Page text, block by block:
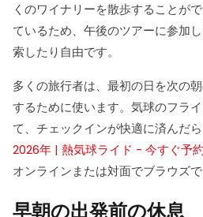
くのワイナリーを散歩することが
ているため、午後のツアーに参加
索したり自由です。
多くの旅行者は、最初の日を次の
するために使います。気球のフラ
て、チェックインが快適に済んだ
2026年 | 熱気球ライド - 今すぐ予約
オンラインまたは対面でブラウズで
早朝の出発前の休息